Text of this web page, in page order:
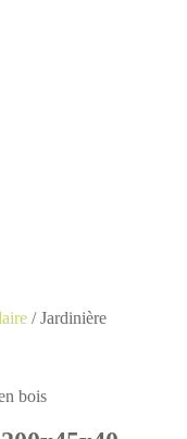
/Jardinière
bois